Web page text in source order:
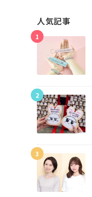
人気記事
1
2
3